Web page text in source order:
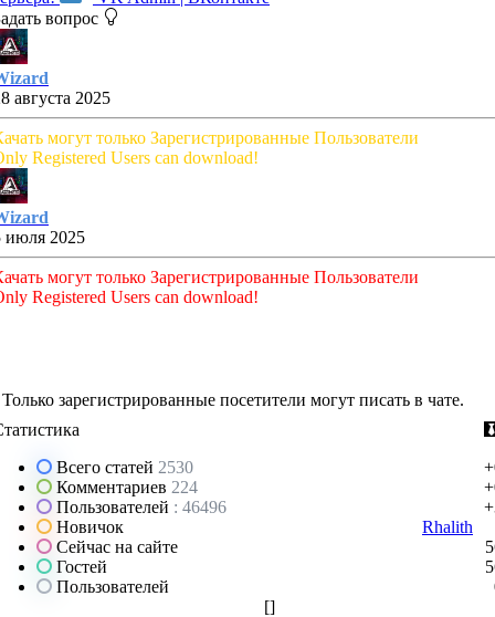
вопрос
августа 2025
могут только Зарегистрированные Пользователи
Registered Users can download!
июля 2025
могут только Зарегистрированные Пользователи
Registered Users can download!
Только зарегистрированные посетители могут писать в чате.
Всего статей 2530
Комментариев 224
Пользователей : 46496
Новичок
Rhalith
Сейчас на сайте
Гостей
Пользователей
[]